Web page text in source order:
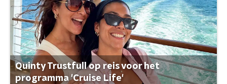
Quinty Trustfull op reis voor het
programma 'Cruise Life'